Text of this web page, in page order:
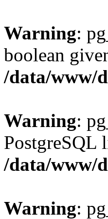
Warning:
boolean
/data/www/
Warning:
PostgreSQL
/data/www/
Warning: